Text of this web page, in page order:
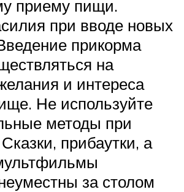
приему пищи.
при вводе новых
прикорма
на
и интереса
Не используйте
методы при
прибаутки, а
за столом